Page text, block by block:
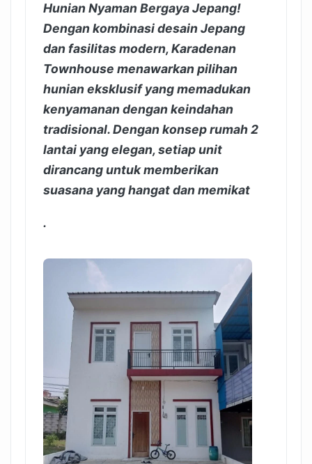
Hunian Nyaman Bergaya Jepang!
Dengan kombinasi desain Jepang
dan fasilitas modern, Karadenan
Townhouse menawarkan pilihan
hunian eksklusif yang memadukan
kenyamanan dengan keindahan
tradisional. Dengan konsep rumah 2
lantai yang elegan, setiap unit
dirancang untuk memberikan
suasana yang hangat dan memikat
.